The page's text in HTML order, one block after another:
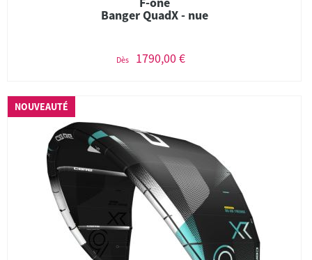
Banger QuadX - nue
Dès 1790,00 €
NOUVEAUTÉ